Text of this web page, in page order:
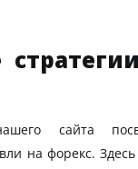
сайта
на форекс.